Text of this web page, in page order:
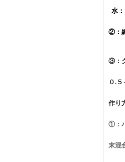
水
②：
③：
０.
作り
①：
末